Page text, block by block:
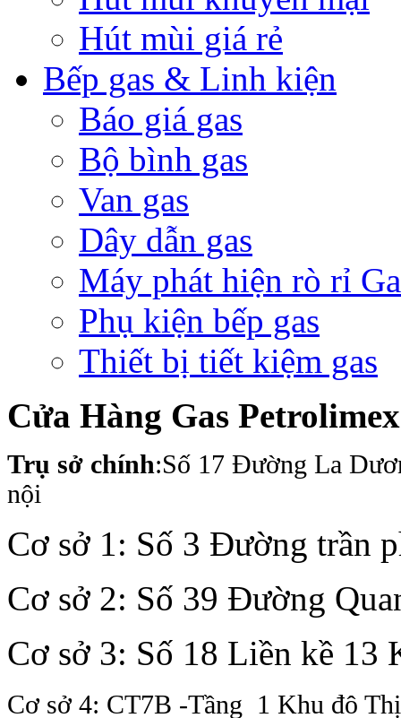
Hút mùi giá rẻ
Bếp gas & Linh kiện
Báo giá gas
Bộ bình gas
Van gas
Dây dẫn gas
Máy phát hiện rò rỉ
Phụ kiện bếp gas
Thiết bị tiết kiệm gas
Cửa Hàng Gas
Trụ sở chính:Số 17 Đường La
nội
Cơ sở 1: Số 3 Đường trần
Cơ sở 2: Số 39 Đường
Cơ sở 3: Số 18 Liền kề
Cơ sở 4: CT7B -Tầng 1 Khu đô